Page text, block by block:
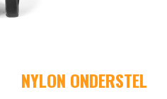
NYLON ONDERSTEL